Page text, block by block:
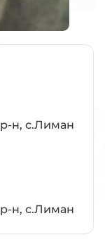
н, с.Лиман
н, с.Лиман